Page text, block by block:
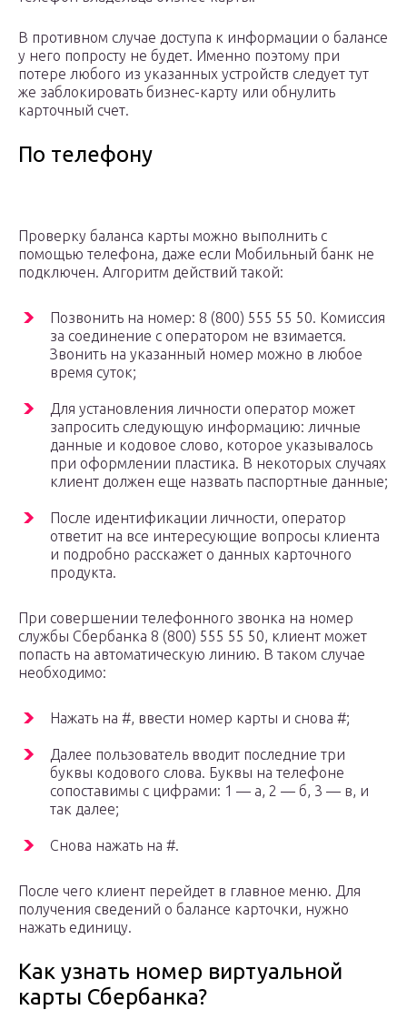
В противном случае доступа к информации о балансе
у него попросту не будет. Именно поэтому при
потере любого из указанных устройств следует тут
же заблокировать бизнес-карту или обнулить
карточный счет.
По телефону
Проверку баланса карты можно выполнить с
помощью телефона, даже если Мобильный банк не
подключен. Алгоритм действий такой:
Позвонить на номер: 8 (800) 555 55 50. Комиссия
за соединение с оператором не взимается.
Звонить на указанный номер можно в любое
время суток;
Для установления личности оператор может
запросить следующую информацию: личные
данные и кодовое слово, которое указывалось
при оформлении пластика. В некоторых случаях
клиент должен еще назвать паспортные данные;
После идентификации личности, оператор
ответит на все интересующие вопросы клиента
и подробно расскажет о данных карточного
продукта.
При совершении телефонного звонка на номер
службы Сбербанка 8 (800) 555 55 50, клиент может
попасть на автоматическую линию. В таком случае
необходимо:
Нажать на #, ввести номер карты и снова #;
Далее пользователь вводит последние три
буквы кодового слова. Буквы на телефоне
сопоставимы с цифрами: 1 — а, 2 — б, 3 — в, и
так далее;
Снова нажать на #.
После чего клиент перейдет в главное меню. Для
получения сведений о балансе карточки, нужно
нажать единицу.
Как узнать номер виртуальной
карты Сбербанка?